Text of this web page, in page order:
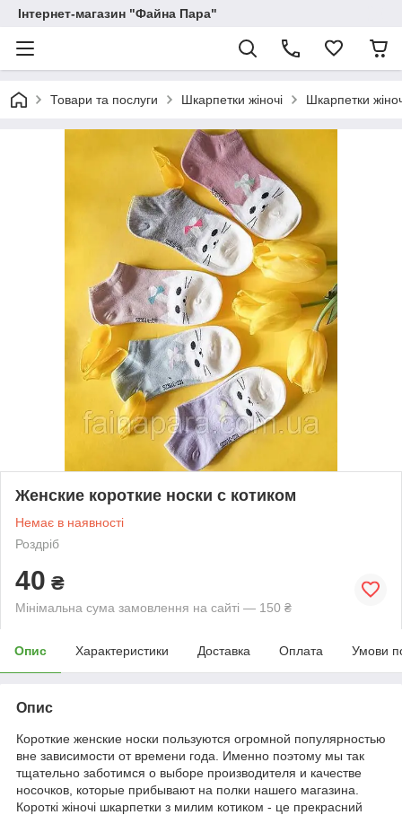
Інтернет-магазин "Файна Пара"
Товари та послуги Шкарпетки жіночі Шкарпетки
Женские короткие носки с котиком
Немає в наявності
Роздріб
40 ₴
Мінімальна сума замовлення на сайті — 150 ₴
Опис Характеристики Доставка Оплата Умови
Опис
Короткие женские носки пользуются огромной популярностью
вне зависимости от времени года. Именно поэтому мы так
тщательно заботимся о выборе производителя и качестве
носочков, которые прибывают на полки нашего магазина.
Короткі жіночі шкарпетки з милим котиком - це прекрасний